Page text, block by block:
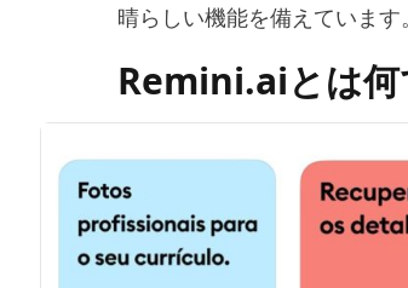
晴らしい機能を備えていま
Remini.aiとは何